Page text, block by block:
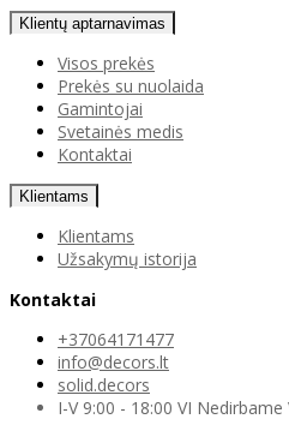
Klientų aptarnavimas
Visos prekės
Prekės su nuolaida
Gamintojai
Svetainės medis
Kontaktai
Klientams
Klientams
Užsakymų istorija
Kontaktai
+37064171477
info@decors.lt
solid.decors
I-V 9:00 - 18:00 VI